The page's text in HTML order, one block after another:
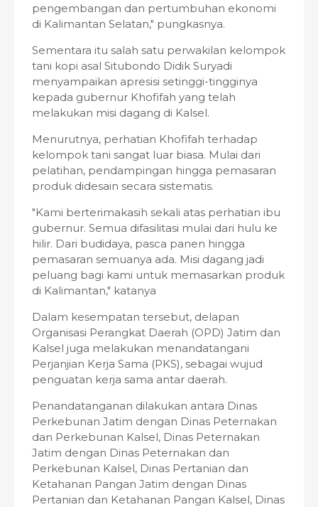
pengembangan dan pertumbuhan ekonomi
di Kalimantan Selatan," pungkasnya.
Sementara itu salah satu perwakilan kelompok
tani kopi asal Situbondo Didik Suryadi
menyampaikan apresisi setinggi-tingginya
kepada gubernur Khofifah yang telah
melakukan misi dagang di Kalsel.
Menurutnya, perhatian Khofifah terhadap
kelompok tani sangat luar biasa. Mulai dari
pelatihan, pendampingan hingga pemasaran
produk didesain secara sistematis.
"Kami berterimakasih sekali atas perhatian ibu
gubernur. Semua difasilitasi mulai dari hulu ke
hilir. Dari budidaya, pasca panen hingga
pemasaran semuanya ada. Misi dagang jadi
peluang bagi kami untuk memasarkan produk
di Kalimantan," katanya
Dalam kesempatan tersebut, delapan
Organisasi Perangkat Daerah (OPD) Jatim dan
Kalsel juga melakukan menandatangani
Perjanjian Kerja Sama (PKS), sebagai wujud
penguatan kerja sama antar daerah.
Penandatanganan dilakukan antara Dinas
Perkebunan Jatim dengan Dinas Peternakan
dan Perkebunan Kalsel, Dinas Peternakan
Jatim dengan Dinas Peternakan dan
Perkebunan Kalsel, Dinas Pertanian dan
Ketahanan Pangan Jatim dengan Dinas
Pertanian dan Ketahanan Pangan Kalsel, Dinas